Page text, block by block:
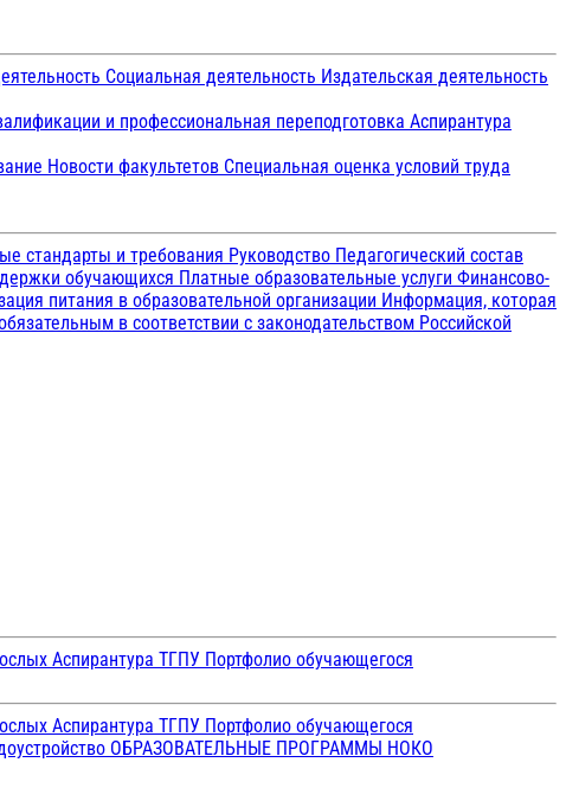
Социальная деятельность Издательская деятельность
и профессиональная переподготовка Аспирантура
Новости факультетов Специальная оценка условий труда
стандарты и требования Руководство Педагогический состав
обучающихся Платные образовательные услуги Финансово-
питания в образовательной организации Информация, которая
в соответствии с законодательством Российской
Аспирантура ТГПУ Портфолио обучающегося
Аспирантура ТГПУ Портфолио обучающегося
ОБРАЗОВАТЕЛЬНЫЕ ПРОГРАММЫ НОКО